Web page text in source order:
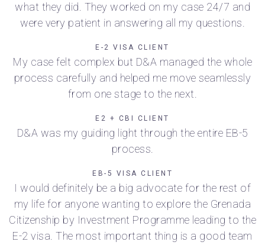
what they did. They worked on my case 24/7 and
were very patient in answering all my questions.
E-2 VISA CLIENT
My case felt complex but D&A managed the whole
process carefully and helped me move seamlessly
from one stage to the next.
E2 + CBI CLIENT
D&A was my guiding light through the entire EB-5
process.
EB-5 VISA CLIENT
I would definitely be a big advocate for the rest of
my life for anyone wanting to explore the Grenada
Citizenship by Investment Programme leading to the
E-2 visa. The most important thing is a good team